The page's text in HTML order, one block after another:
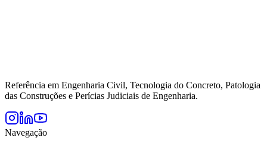
Referência em Engenharia Civil, Tecnologia do Concreto, Patologia
das Construções e Perícias Judiciais de Engenharia.
Navegação